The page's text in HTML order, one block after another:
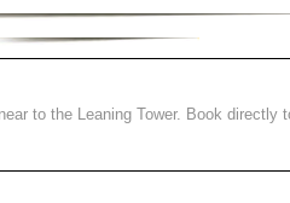
to the Leaning Tower. Book directly